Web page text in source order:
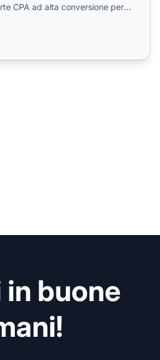
CPA ad alta conversione per il
in buone